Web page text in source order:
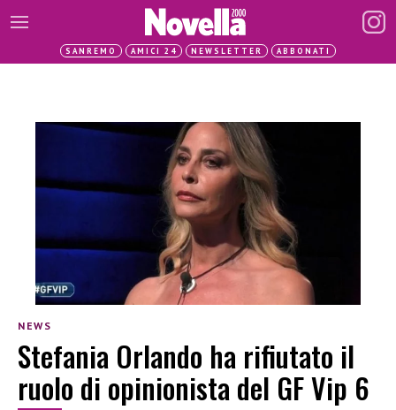
SANREMO AMICI 24 NEWSLETTER ABBONATI
NEWS
Stefania Orlando ha rifiutato il
ruolo di opinionista del GF Vip 6